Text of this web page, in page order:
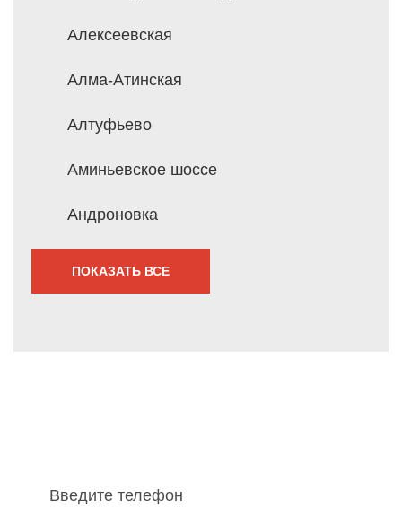
Алексеевская
Алма-Атинская
Алтуфьево
Аминьевское шоссе
Андроновка
ПОКАЗАТЬ ВСЕ